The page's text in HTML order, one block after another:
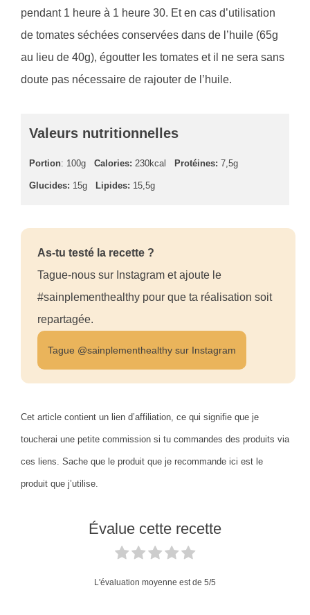
pendant 1 heure à 1 heure 30. Et en cas d’utilisation
de tomates séchées conservées dans de l’huile (65g
au lieu de 40g), égoutter les tomates et il ne sera sans
doute pas nécessaire de rajouter de l’huile.
Valeurs nutritionnelles
Portion: 100g Calories: 230kcal Protéines: 7,5g
Glucides: 15g Lipides: 15,5g
As-tu testé la recette ?
Tague-nous sur Instagram et ajoute le
#sainplementhealthy pour que ta réalisation soit
repartagée.
Tague @sainplementhealthy sur Instagram
Cet article contient un lien d’affiliation, ce qui signifie que je
toucherai une petite commission si tu commandes des produits via
ces liens. Sache que le produit que je recommande ici est le
produit que j’utilise.
Évalue cette recette
L'évaluation moyenne est de 5/5